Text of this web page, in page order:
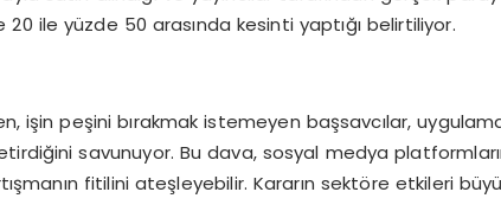
20 ile yüzde 50 arasında kesinti yaptığı belirtiliyor.
işin peşini bırakmak istemeyen başsavcılar,
savunuyor. Bu dava, sosyal medya
fitilini ateşleyebilir. Kararın sektöre etkileri